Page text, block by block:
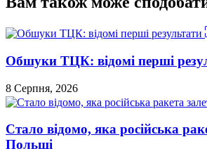
Обшуки ТЦК: відомі перші
8 Серпня, 2026
Стало відомо, яка російська
Польщі